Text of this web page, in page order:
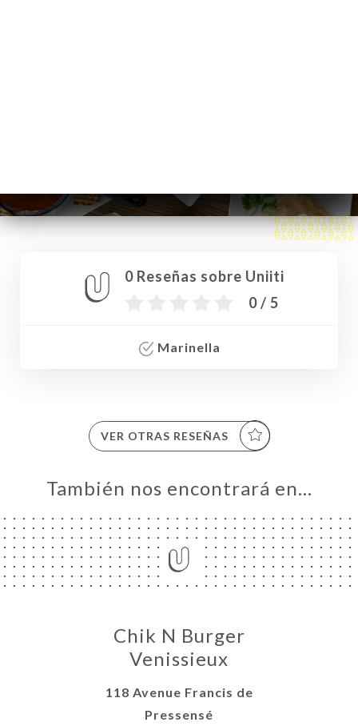
0 Reseñas sobre Uniiti
0 / 5
Marinella
VER OTRAS RESEÑAS
También nos encontrará en…
Chik N Burger
Venissieux
118 Avenue Francis de
Pressensé